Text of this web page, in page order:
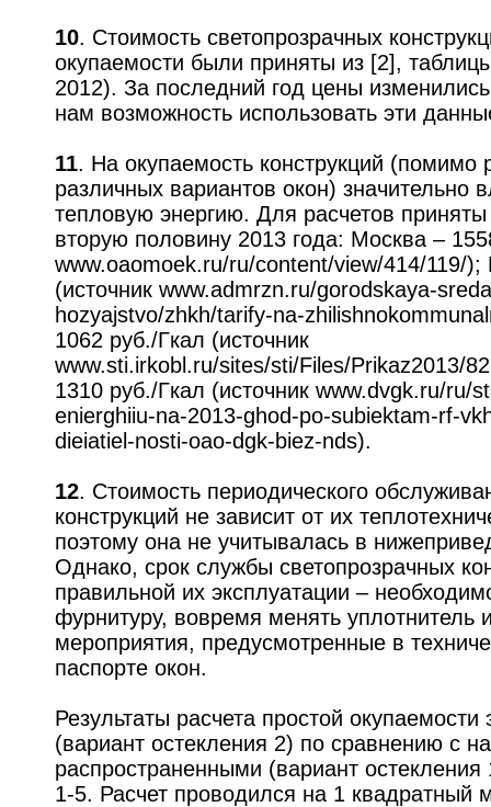
10. Стоимость светопрозрачных
окупаемости были приняты из [2],
2012). За последний год цены
нам возможность использовать эти
11. На окупаемость конструкций (помимо
различных вариантов окон) значительно
тепловую энергию. Для расчетов
вторую половину 2013 года: Москва –
www.oaomoek.ru/ru/content/view/414/119/);
(источник www.admrzn.ru/gorodskaya-
hozyajstvo/zhkh/tarify-na-
1062 руб./Гкал (источник
www.sti.irkobl.ru/sites/sti/Files/Prikaz2013/
1310 руб./Гкал (источник www.dvgk.ru/ru/
enierghiiu-na-2013-ghod-po-subiektam-rf-
dieiatiel-nosti-oao-dgk-biez-nds).
12. Стоимость периодического
конструкций не зависит от их
поэтому она не учитывалась в
Однако, срок службы светопрозрачных
правильной их эксплуатации –
фурнитуру, вовремя менять уплотнитель
мероприятия, предусмотренные в
паспорте окон.
Результаты расчета простой
(вариант остекления 2) по сравнению с
распространенными (вариант
1-5. Расчет проводился на 1 квадратный